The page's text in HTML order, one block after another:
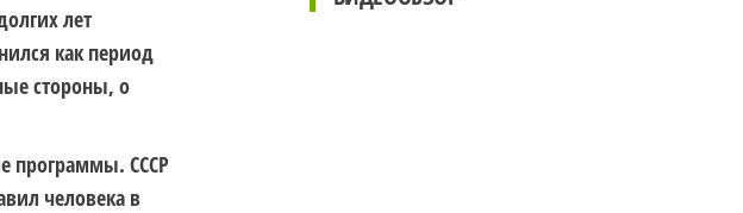
лет
как период
стороны, о
программы. СССР
человека в